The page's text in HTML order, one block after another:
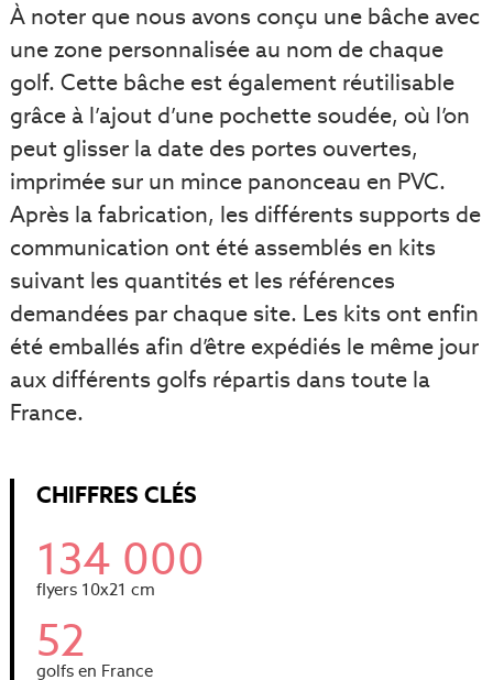
À noter que nous avons conçu une bâche avec
une zone personnalisée au nom de chaque
golf. Cette bâche est également réutilisable
grâce à l’ajout d’une pochette soudée, où l’on
peut glisser la date des portes ouvertes,
imprimée sur un mince panonceau en PVC.
Après la fabrication, les différents supports de
communication ont été assemblés en kits
suivant les quantités et les références
demandées par chaque site. Les kits ont enfin
été emballés afin d’être expédiés le même jour
aux différents golfs répartis dans toute la
France.
CHIFFRES CLÉS
134 000
flyers 10x21 cm
52
golfs en France